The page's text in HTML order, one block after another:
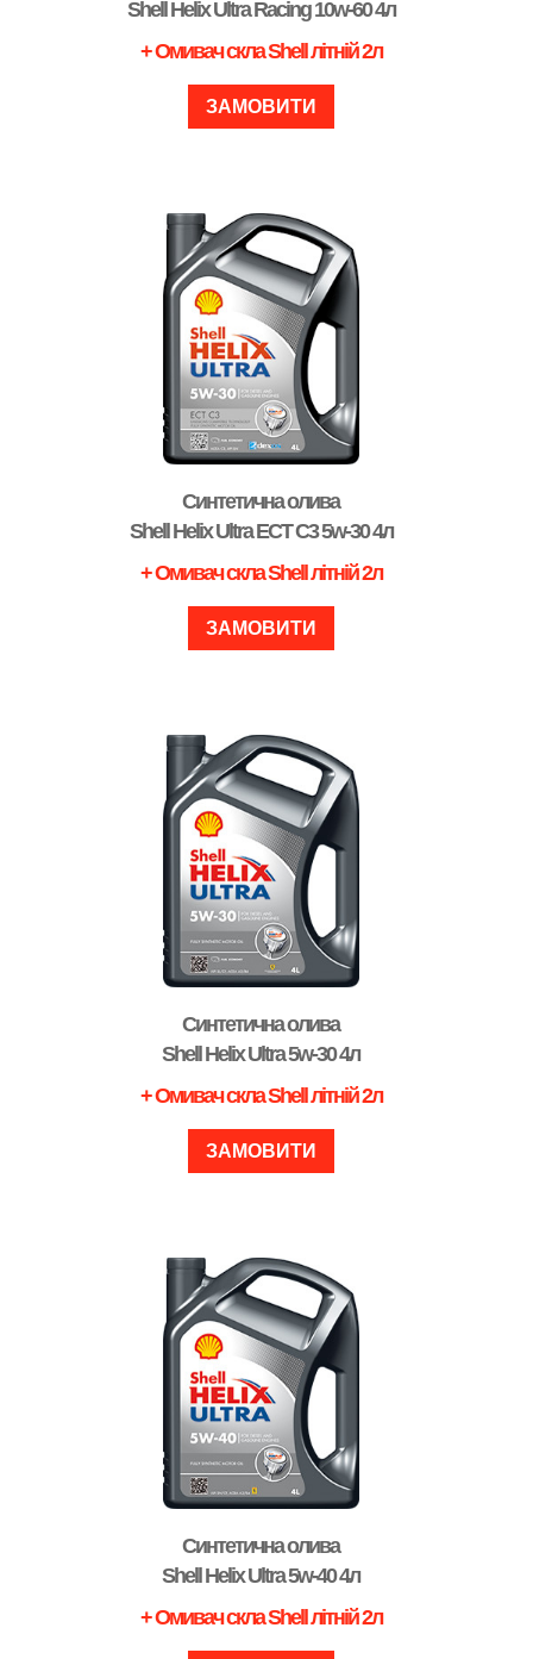
Shell Helix Ultra Racing 10w-60 4л
+ Омивач скла Shell літній 2л
ЗАМОВИТИ
Синтетична олива
Shell Helix Ultra ECT С3 5w-30 4л
+ Омивач скла Shell літній 2л
ЗАМОВИТИ
Синтетична олива
Shell Helix Ultra 5w-30 4л
+ Омивач скла Shell літній 2л
ЗАМОВИТИ
Синтетична олива
Shell Helix Ultra 5w-40 4л
+ Омивач скла Shell літній 2л